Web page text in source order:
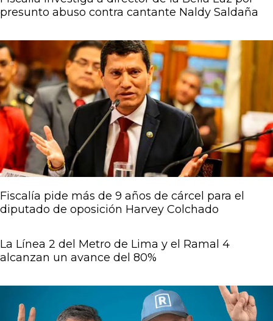
presunto abuso contra cantante Naldy Saldaña
Fiscalía pide más de 9 años de cárcel para el
diputado de oposición Harvey Colchado
La Línea 2 del Metro de Lima y el Ramal 4
alcanzan un avance del 80%